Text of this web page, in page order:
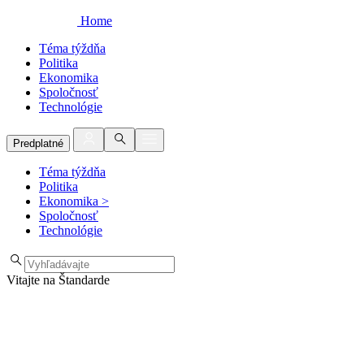
Home
Téma týždňa
Politika
Ekonomika
Spoločnosť
Technológie
Predplatné
Téma týždňa
Politika
Ekonomika >
Spoločnosť
Technológie
Vitajte na Štandarde